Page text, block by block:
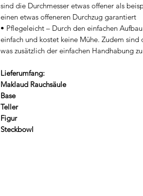
sind die Durchmesser etwas offener als
einen etwas offeneren Durchzug garantiert
• Pflegeleicht – Durch den einfachen
einfach und kostet keine Mühe. Zudem sind
was zusätzlich der einfachen Handhabung
Lieferumfang:
Maklaud Rauchsäule
Base
Teller
Figur
Steckbowl